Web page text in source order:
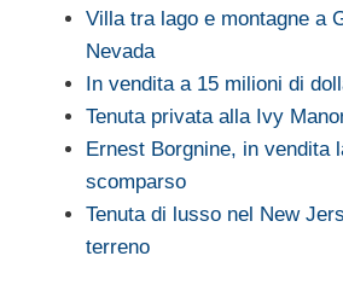
Villa tra lago e montagne a
Nevada
In vendita a 15 milioni di
Tenuta privata alla Ivy
Ernest Borgnine, in vendita
scomparso
Tenuta di lusso nel New
terreno